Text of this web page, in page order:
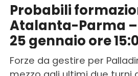
Probabili
Atalanta-Parma
25 gennaio ore
Forze da gestire per